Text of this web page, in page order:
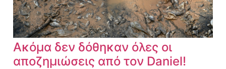
Ακόμα δεν δόθηκαν όλες οι
αποζημιώσεις από τον Daniel!